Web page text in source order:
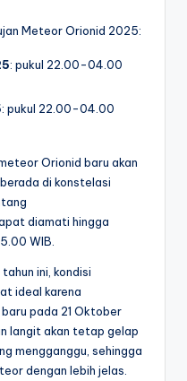
Meteor Orionid 2025:
: pukul 22.00-04.00
: pukul 22.00-04.00
Orionid baru akan
di konstelasi
diamati hingga
WIB.
ini, kondisi
ideal karena
pada 21 Oktober
langit akan tetap gelap
mengganggu, sehingga
dengan lebih jelas.